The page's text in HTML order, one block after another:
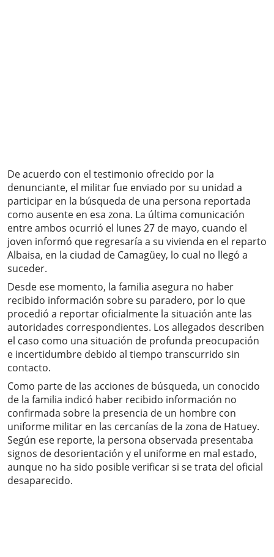
De acuerdo con el testimonio ofrecido por la
denunciante, el militar fue enviado por su unidad a
participar en la búsqueda de una persona reportada
como ausente en esa zona. La última comunicación
entre ambos ocurrió el lunes 27 de mayo, cuando el
joven informó que regresaría a su vivienda en el reparto
Albaisa, en la ciudad de Camagüey, lo cual no llegó a
suceder.
Desde ese momento, la familia asegura no haber
recibido información sobre su paradero, por lo que
procedió a reportar oficialmente la situación ante las
autoridades correspondientes. Los allegados describen
el caso como una situación de profunda preocupación
e incertidumbre debido al tiempo transcurrido sin
contacto.
Como parte de las acciones de búsqueda, un conocido
de la familia indicó haber recibido información no
confirmada sobre la presencia de un hombre con
uniforme militar en las cercanías de la zona de Hatuey.
Según ese reporte, la persona observada presentaba
signos de desorientación y el uniforme en mal estado,
aunque no ha sido posible verificar si se trata del oficial
desaparecido.